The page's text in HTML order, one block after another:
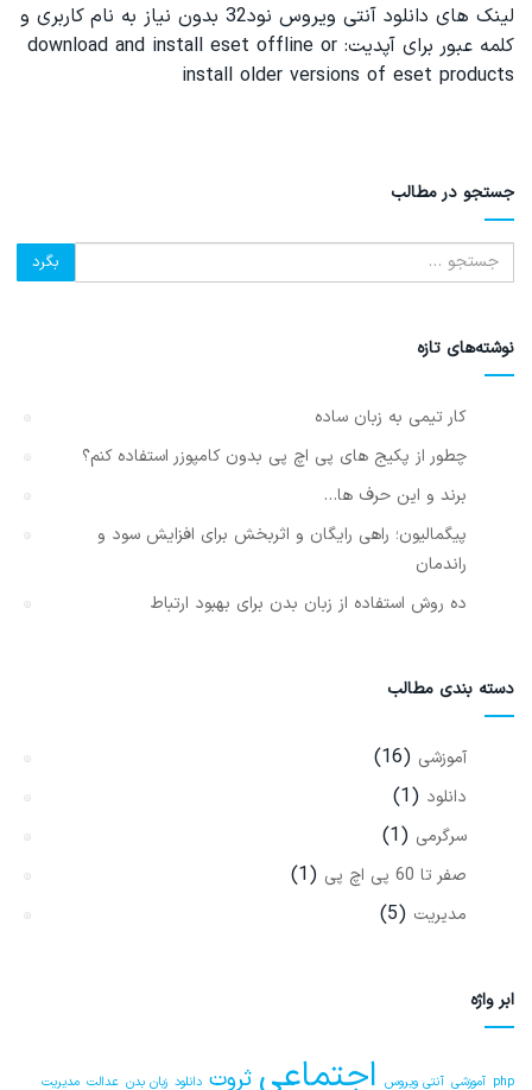
لینک های دانلود آنتی ویروس نود32 بدون نیاز به نام کاربری و
کلمه عبور برای آپدیت: download and install eset offline or
install older versions of eset products
جستجو در مطالب
نوشته‌های تازه
کار تیمی به زبان ساده
چطور از پکیج های پی اچ پی بدون کامپوزر استفاده کنم؟
برند و این حرف ها…
پیگمالیون؛ راهی رایگان و اثربخش برای افزایش سود و
راندمان
ده روش استفاده از زبان بدن برای بهبود ارتباط
دسته بندی مطالب
آموزشی (16)
دانلود (1)
سرگرمی (1)
صفر تا 60 پی اچ پی (1)
مدیریت (5)
ابر واژه
php آموزشی آنتی ویروس اجتماعی ثروت دانلود زبان بدن عدالت مدیریت